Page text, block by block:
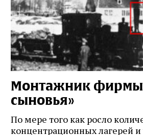
Монтажник фирмы
сыновья»
По мере того как росло
концентрационных лагерей и